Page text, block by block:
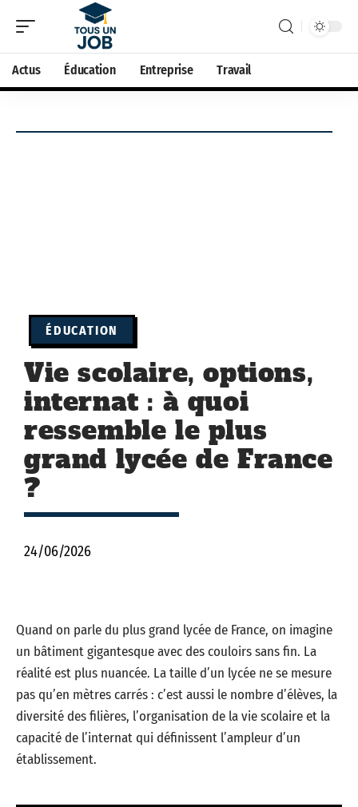
Actus Éducation Entreprise Travail
ÉDUCATION
Vie scolaire, options,
internat : à quoi
ressemble le plus
grand lycée de France
?
24/06/2026
Quand on parle du plus grand lycée de France, on imagine
un bâtiment gigantesque avec des couloirs sans fin. La
réalité est plus nuancée. La taille d’un lycée ne se mesure
pas qu’en mètres carrés : c’est aussi le nombre d’élèves, la
diversité des filières, l’organisation de la vie scolaire et la
capacité de l’internat qui définissent l’ampleur d’un
établissement.